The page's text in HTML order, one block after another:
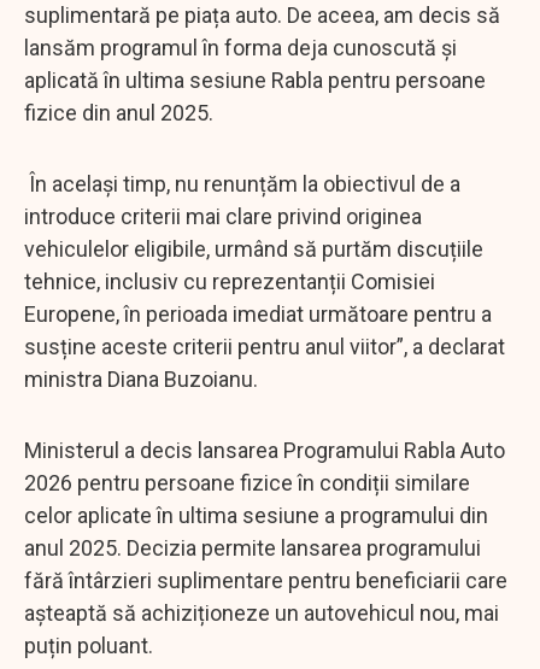
suplimentară pe piața auto. De aceea, am decis să
lansăm programul în forma deja cunoscută și
aplicată în ultima sesiune Rabla pentru persoane
fizice din anul 2025.
În același timp, nu renunțăm la obiectivul de a
introduce criterii mai clare privind originea
vehiculelor eligibile, urmând să purtăm discuțiile
tehnice, inclusiv cu reprezentanții Comisiei
Europene, în perioada imediat următoare pentru a
susține aceste criterii pentru anul viitor”, a declarat
ministra Diana Buzoianu.
Ministerul a decis lansarea Programului Rabla Auto
2026 pentru persoane fizice în condiții similare
celor aplicate în ultima sesiune a programului din
anul 2025. Decizia permite lansarea programului
fără întârzieri suplimentare pentru beneficiarii care
așteaptă să achiziționeze un autovehicul nou, mai
puțin poluant.